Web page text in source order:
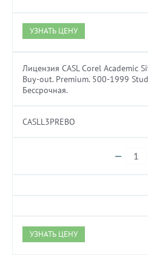
УЗНАТЬ ЦЕНУ
Лицензия CASL Corel Academic
Buy-out. Premium. 500-1999
Бессрочная.
CASLL3PREBO
УЗНАТЬ ЦЕНУ